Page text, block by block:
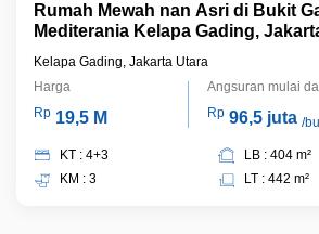
Rumah Mewah nan Asri di Bukit
Mediterania Kelapa Gading,
Kelapa Gading, Jakarta Utara
Harga
Rp 19,5 M
Angsuran mulai
Rp 96,5 juta /
KT : 4+3
KM : 3
LB : 404 m²
LT : 442 m²